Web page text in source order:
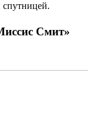
спутницей.
Смит»